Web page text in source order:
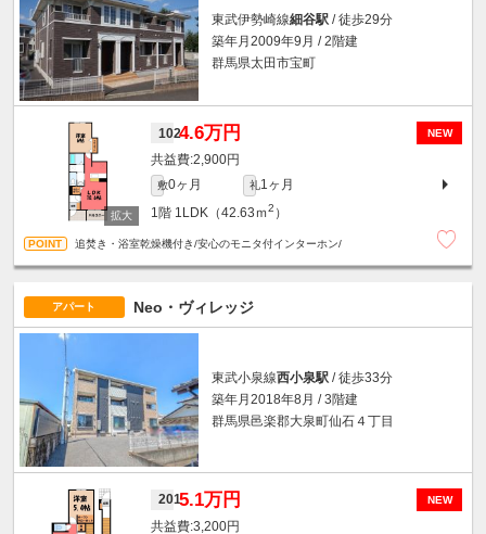
東武伊勢崎線細谷駅 / 徒歩29分
築年月2009年9月 / 2階建
群馬県太田市宝町
NEW
1024.6万円
2,900円
敷0ヶ月 礼1ヶ月
1階 1LDK（42.63ｍ2 ）
追焚き・浴室乾燥機付き/安心のモニタ付インターホン/
アパート Neo・ヴィレッジ
東武小泉線西小泉駅 / 徒歩33分
築年月2018年8月 / 3階建
群馬県邑楽郡大泉町仙石４丁目
NEW
2015.1万円
3,200円